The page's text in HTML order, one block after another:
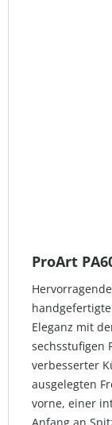
ProArt
Eleganz mit
sechsstufigen
verbesserter
ausgelegten
vorne, einer